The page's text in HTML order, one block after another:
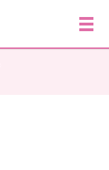
メ